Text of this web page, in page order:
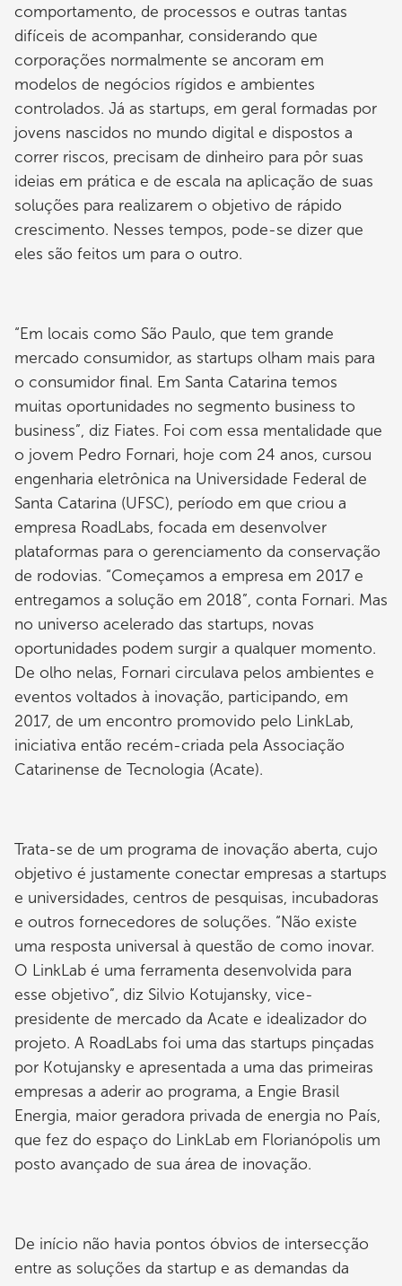
comportamento, de processos e outras tantas
difíceis de acompanhar, considerando que
corporações normalmente se ancoram em
modelos de negócios rígidos e ambientes
controlados. Já as startups, em geral formadas por
jovens nascidos no mundo digital e dispostos a
correr riscos, precisam de dinheiro para pôr suas
ideias em prática e de escala na aplicação de suas
soluções para realizarem o objetivo de rápido
crescimento. Nesses tempos, pode-se dizer que
eles são feitos um para o outro.
“Em locais como São Paulo, que tem grande
mercado consumidor, as startups olham mais para
o consumidor final. Em Santa Catarina temos
muitas oportunidades no segmento business to
business”, diz Fiates. Foi com essa mentalidade que
o jovem Pedro Fornari, hoje com 24 anos, cursou
engenharia eletrônica na Universidade Federal de
Santa Catarina (UFSC), período em que criou a
empresa RoadLabs, focada em desenvolver
plataformas para o gerenciamento da conservação
de rodovias. “Começamos a empresa em 2017 e
entregamos a solução em 2018”, conta Fornari. Mas
no universo acelerado das startups, novas
oportunidades podem surgir a qualquer momento.
De olho nelas, Fornari circulava pelos ambientes e
eventos voltados à inovação, participando, em
2017, de um encontro promovido pelo LinkLab,
iniciativa então recém-criada pela Associação
Catarinense de Tecnologia (Acate).
Trata-se de um programa de inovação aberta, cujo
objetivo é justamente conectar empresas a startups
e universidades, centros de pesquisas, incubadoras
e outros fornecedores de soluções. “Não existe
uma resposta universal à questão de como inovar.
O LinkLab é uma ferramenta desenvolvida para
esse objetivo”, diz Silvio Kotujansky, vice-
presidente de mercado da Acate e idealizador do
projeto. A RoadLabs foi uma das startups pinçadas
por Kotujansky e apresentada a uma das primeiras
empresas a aderir ao programa, a Engie Brasil
Energia, maior geradora privada de energia no País,
que fez do espaço do LinkLab em Florianópolis um
posto avançado de sua área de inovação.
De início não havia pontos óbvios de intersecção
entre as soluções da startup e as demandas da